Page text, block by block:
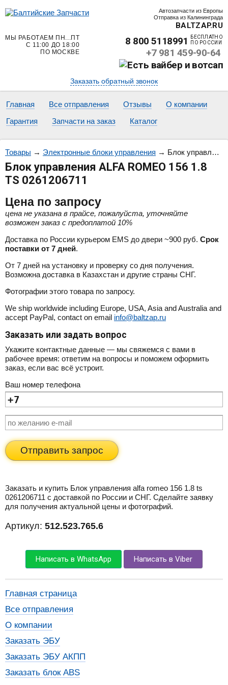
Автозапчасти из Европы
Отправка из Калининграда
BALTZAP.RU
МЫ РАБОТАЕМ ПН...ПТ
С 11:00 ДО 18:00
ПО МОСКВЕ
8 800 5118991
БЕСПЛАТНО
ПО РОССИИ
+7 981 459-90-64
Заказать обратный звонок
Главная Все отправления Отзывы
О компании
Гарантия
Запчасти на заказ Каталог
Товары → Электронные блоки управления → Блок управления ALFA ROMEO 156 1.8 TS 0261206711
Блок управления ALFA ROMEO 156 1.8
TS 0261206711
Цена по запросу
цена не указана в прайсе, пожалуйста, уточняйте
возможен заказ с предоплатой 10%
Доставка по России курьером EMS до двери ~900 руб. Срок
поставки от 7 дней.
От 7 дней на установку и проверку со дня получения.
Возможна доставка в Казахстан и другие страны СНГ.
Фотографии этого товара по запросу.
We ship worldwide including Europe, USA, Asia and Australia and
accept PayPal, contact on email info@baltzap.ru
Заказать или задать вопрос
Укажите контактные данные — мы свяжемся с вами в
рабочее время: ответим на вопросы и поможем оформить
заказ, если вас всё устроит.
Ваш номер телефона
Отправить запрос
Заказать и купить Блок управления alfa romeo 156 1.8 ts
0261206711 с доставкой по России и СНГ. Сделайте заявку
для получения актуальной цены и фотографий.
Артикул: 512.523.765.6
Написать в WhatsApp Написать в Viber
Главная страница
Все отправления
О компании
Заказать ЭБУ
Заказать ЭБУ АКПП
Заказать блок ABS